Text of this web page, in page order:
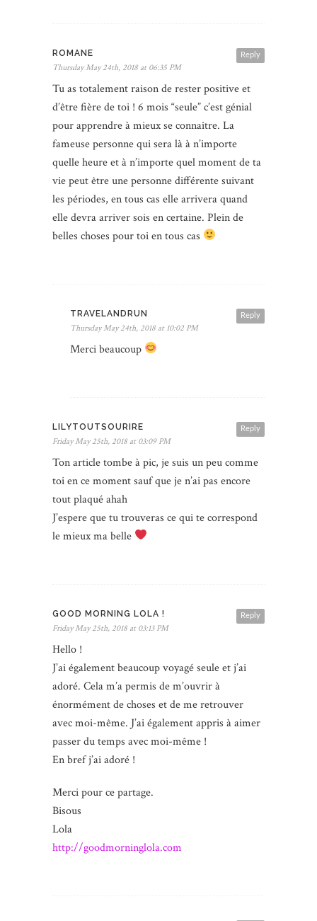
Reply
ROMANE
Thursday May 24th, 2018 at 06:35 PM
Tu as totalement raison de rester positive et
d’être fière de toi ! 6 mois “seule” c’est génial
pour apprendre à mieux se connaître. La
fameuse personne qui sera là à n’importe
quelle heure et à n’importe quel moment de ta
vie peut être une personne différente suivant
les périodes, en tous cas elle arrivera quand
elle devra arriver sois en certaine. Plein de
belles choses pour toi en tous cas
Reply
TRAVELANDRUN
Thursday May 24th, 2018 at 10:02 PM
Merci beaucoup
Reply
LILYTOUTSOURIRE
Friday May 25th, 2018 at 03:09 PM
Ton article tombe à pic, je suis un peu comme
toi en ce moment sauf que je n’ai pas encore
tout plaqué ahah
J’espere que tu trouveras ce qui te correspond
le mieux ma belle
Reply
GOOD MORNING LOLA !
Friday May 25th, 2018 at 03:13 PM
Hello !
J’ai également beaucoup voyagé seule et j’ai
adoré. Cela m’a permis de m’ouvrir à
énormément de choses et de me retrouver
avec moi-même. J’ai également appris à aimer
passer du temps avec moi-même !
En bref j’ai adoré !
Merci pour ce partage.
Bisous
Lola
http://goodmorninglola.com